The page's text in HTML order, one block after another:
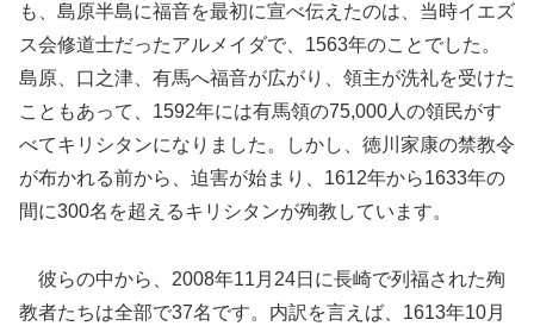
も、島原半島に福音を最初に宣べ伝えたのは、当時イエズ
ス会修道士だったアルメイダで、1563年のことでした。
島原、口之津、有馬へ福音が広がり、領主が洗礼を受けた
こともあって、1592年には有馬領の75,000人の領民がす
べてキリシタンになりました。しかし、徳川家康の禁教令
が布かれる前から、迫害が始まり、1612年から1633年の
間に300名を超えるキリシタンが殉教しています。
彼らの中から、2008年11月24日に長崎で列福された殉
教者たちは全部で37名です。内訳を言えば、1613年10月